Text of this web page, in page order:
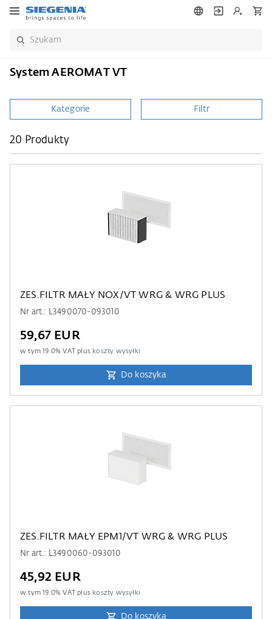
System AEROMAT VT
Kategorie Filtr
20 Produkty
ZES.FILTR MAŁY NOX/VT WRG & WRG PLUS
Nr art.: L3490070-093010
59,67 EUR
w tym19.0% VAT plus koszty wysyłki
Do koszyka
ZES.FILTR MAŁY EPM1/VT WRG & WRG PLUS
Nr art.: L3490060-093010
45,92 EUR
w tym19.0% VAT plus koszty wysyłki
Do koszyka